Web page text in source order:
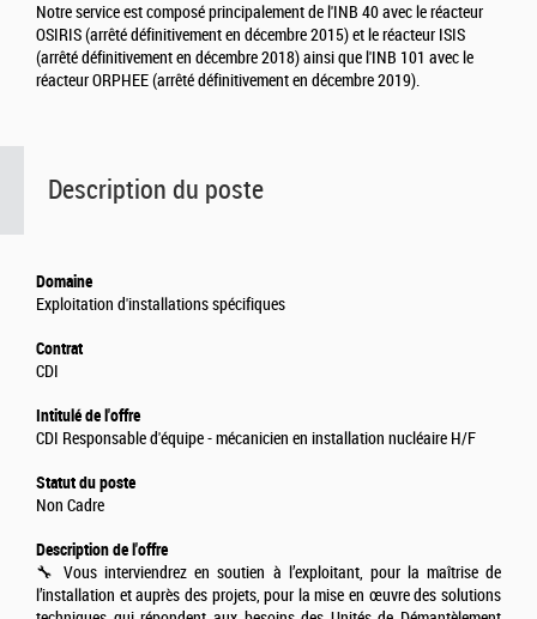
Description du poste
Domaine
Exploitation d'installations spécifiques
Contrat
CDI
Intitulé de l'offre
CDI Responsable d'équipe - mécanicien en installation nucléaire H/F
Statut du poste
Non Cadre
Description de l'offre
🔧 Vous interviendrez en soutien à l’exploitant, pour la maîtrise de
l’installation et auprès des projets, pour la mise en œuvre des solutions
Notre service est composé principalement de l'INB 40 avec le réacteur
OSIRIS (arrêté définitivement en décembre 2015) et le réacteur ISIS
(arrêté définitivement en décembre 2018) ainsi que l'INB 101 avec le
réacteur ORPHEE (arrêté définitivement en décembre 2019).